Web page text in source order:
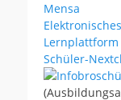
Mensa
Lernplattform
Schüler-